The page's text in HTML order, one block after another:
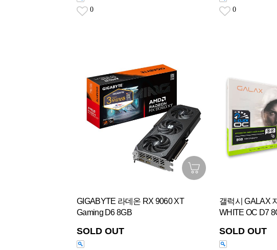
0 0
GIGABYTE 라데온 RX 9060 XT
Gaming D6 8GB
SOLD OUT
갤럭시 GALAX
WHITE OC D7
SOLD OUT